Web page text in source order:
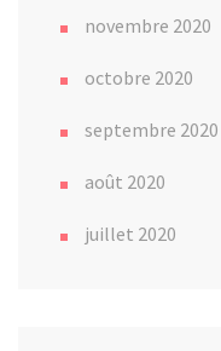
novembre 2020
octobre 2020
septembre 2020
août 2020
juillet 2020